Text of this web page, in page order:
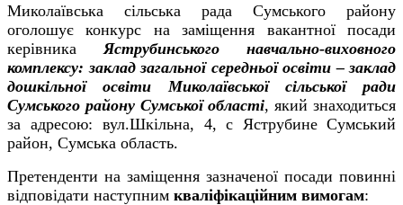
Миколаївська сільська рада Сумського району
оголошує конкурс на заміщення вакантної посади
керівника Яструбинського навчально-виховного
комплексу: заклад загальної середньої освіти – заклад
дошкільної освіти Миколаївської сільської ради
Сумського району Сумської області, який знаходиться
за адресою: вул.Шкільна, 4, с Яструбине Сумський
район, Сумська область.
Претенденти на заміщення зазначеної посади повинні
відповідати наступним кваліфікаційним вимогам: